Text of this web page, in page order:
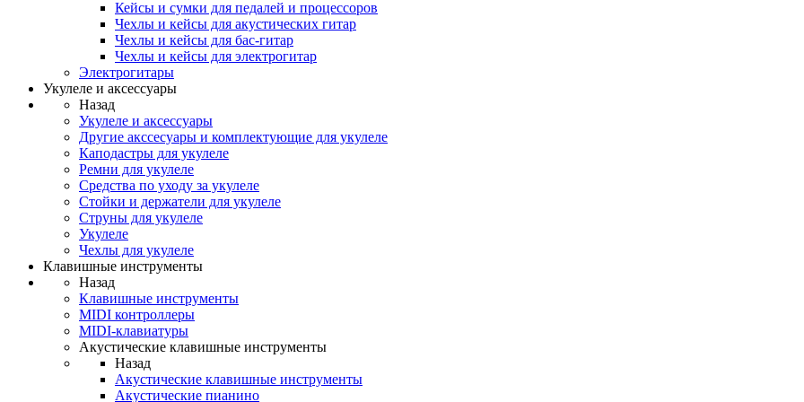
Кейсы и сумки для педалей и процессоров
Чехлы и кейсы для акустических гитар
Чехлы и кейсы для бас-гитар
Чехлы и кейсы для электрогитар
Электрогитары
Укулеле и аксессуары
Назад
Укулеле и аксессуары
Другие акссесуары и комплектующие для укулеле
Каподастры для укулеле
Ремни для укулеле
Средства по уходу за укулеле
Стойки и держатели для укулеле
Струны для укулеле
Укулеле
Чехлы для укулеле
Клавишные инструменты
Назад
Клавишные инструменты
MIDI контроллеры
MIDI-клавиатуры
Акустические клавишные инструменты
Назад
Акустические клавишные инструменты
Акустические пианино